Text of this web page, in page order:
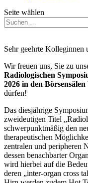
Seite wählen
Sehr geehrte Kolleginnen
Wir freuen uns, Sie zu
Radiologischen
2026 in den Börsensälen
dürfen!
Das diesjährige
zweideutigen Titel
schwerpunktmäßig den
therapeutischen
zentralen und peripheren
dessen benachbarter
wird hierbei auf die
deren „inter-organ cross